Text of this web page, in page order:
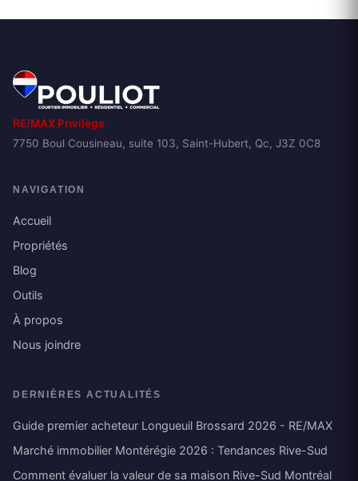
RE/MAX Privilège
7750 Boul Cousineau, suite 103, Saint-Hubert, Qc, J3Z 0C8
NAVIGATION
Accueil
Propriétés
Blog
Outils
À propos
Nous joindre
DERNIÈRES ACTUALITÉS
Guide premier acheteur Longueuil Brossard 2026 - RE/MAX
Marché immobilier Montérégie 2026 : Tendances Rive-Sud
Comment évaluer la valeur de sa maison Rive-Sud Montréal